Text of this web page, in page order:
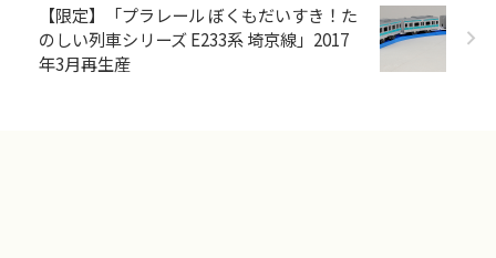
【限定】「プラレール ぼくもだいすき！た
のしい列車シリーズ E233系 埼京線」2017
年3月再生産